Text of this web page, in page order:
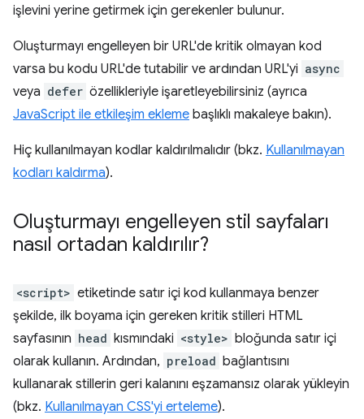
işlevini yerine getirmek için gerekenler bulunur.
Oluşturmayı engelleyen bir URL'de kritik olmayan kod
varsa bu kodu URL'de tutabilir ve ardından URL'yi async
veya defer özellikleriyle işaretleyebilirsiniz (ayrıca
JavaScript ile etkileşim ekleme başlıklı makaleye bakın).
Hiç kullanılmayan kodlar kaldırılmalıdır (bkz. Kullanılmayan
kodları kaldırma).
Oluşturmayı engelleyen stil sayfaları
nasıl ortadan kaldırılır?
<script> etiketinde satır içi kod kullanmaya benzer
şekilde, ilk boyama için gereken kritik stilleri HTML
sayfasının head kısmındaki <style> bloğunda satır içi
olarak kullanın. Ardından, preload bağlantısını
kullanarak stillerin geri kalanını eşzamansız olarak yükleyin
(bkz. Kullanılmayan CSS'yi erteleme).